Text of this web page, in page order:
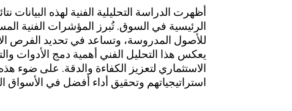
أظهرت الدراسة التحليلية الفنية لهذه البيانات
الرئيسية في السوق. تُبرز المؤشرات الفنية
للأصول المدروسة، وتساعد في تحديد الفرص
يعكس هذا التحليل الفني أهمية دمج الأدوات
الاستثماري لتعزيز الكفاءة والدقة. على ضوء
استراتيجياتهم وتحقيق أداء أفضل في الأسواق